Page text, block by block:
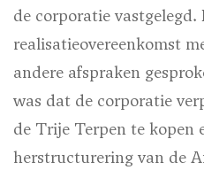
de corporatie vastgelegd.
realisatieovereenkomst
andere afspraken
was dat de corporatie
de Trije Terpen te kopen
herstructurering van de